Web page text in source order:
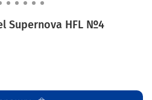
Supernova HFL №4